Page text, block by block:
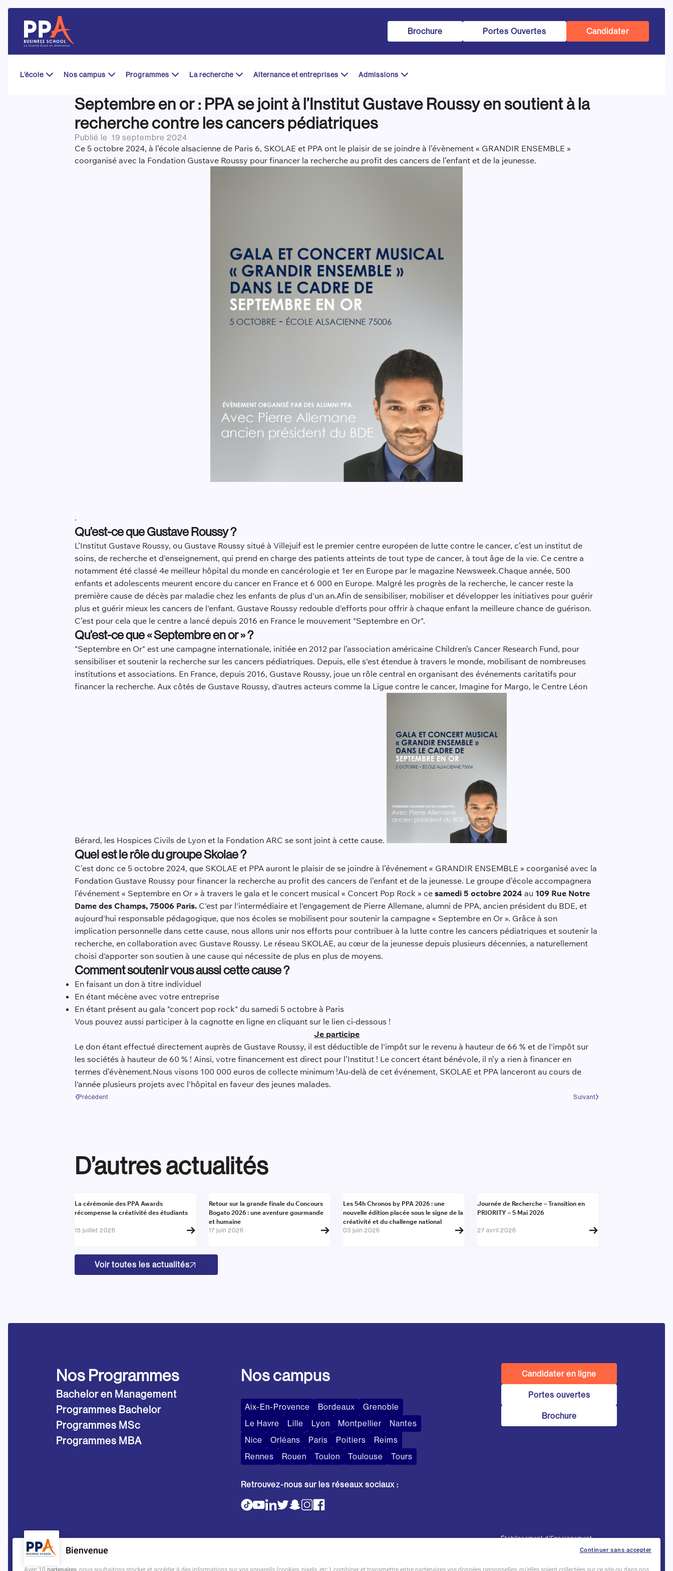
content
Brochure Portes Ouvertes Candidater
L’école Nos campus Programmes La recherche Alternance et entreprises Admissions
Septembre en or : PPA se joint à l’Institut Gustave Roussy en soutient à la
recherche contre les cancers pédiatriques
Publié le19 septembre 2024
Ce 5 octobre 2024, à l’école alsacienne de Paris 6, SKOLAE et PPA ont le plaisir de se joindre à l’évènement « GRANDIR ENSEMBLE »
coorganisé avec la Fondation Gustave Roussy pour financer la recherche au profit des cancers de l’enfant et de la jeunesse.
.
Qu’est-ce que Gustave Roussy ?
L’Institut Gustave Roussy, ou Gustave Roussy situé à Villejuif est le premier centre européen de lutte contre le cancer, c’est un institut de
soins, de recherche et d'enseignement, qui prend en charge des patients atteints de tout type de cancer, à tout âge de la vie. Ce centre a
notamment été classé 4e meilleur hôpital du monde en cancérologie et 1er en Europe par le magazine Newsweek.Chaque année, 500
enfants et adolescents meurent encore du cancer en France et 6 000 en Europe. Malgré les progrès de la recherche, le cancer reste la
première cause de décès par maladie chez les enfants de plus d'un an.Afin de sensibiliser, mobiliser et développer les initiatives pour guérir
plus et guérir mieux les cancers de l'enfant. Gustave Roussy redouble d'efforts pour offrir à chaque enfant la meilleure chance de guérison.
C’est pour cela que le centre a lancé depuis 2016 en France le mouvement "Septembre en Or".
Qu’est-ce que « Septembre en or » ?
"Septembre en Or" est une campagne internationale, initiée en 2012 par l’association américaine Children’s Cancer Research Fund, pour
sensibiliser et soutenir la recherche sur les cancers pédiatriques. Depuis, elle s'est étendue à travers le monde, mobilisant de nombreuses
institutions et associations. En France, depuis 2016, Gustave Roussy, joue un rôle central en organisant des événements caritatifs pour
financer la recherche. Aux côtés de Gustave Roussy, d'autres acteurs comme la Ligue contre le cancer, Imagine for Margo, le Centre Léon
Bérard, les Hospices Civils de Lyon et la Fondation ARC se sont joint à cette cause.
Quel est le rôle du groupe Skolae ?
C’est donc ce 5 octobre 2024, que SKOLAE et PPA auront le plaisir de se joindre à l’événement « GRANDIR ENSEMBLE » coorganisé avec la
Fondation Gustave Roussy pour financer la recherche au profit des cancers de l’enfant et de la jeunesse. Le groupe d’école accompagnera
l’événement « Septembre en Or » à travers le gala et le concert musical « Concert Pop Rock » cesamedi 5 octobre 2024 au 109 Rue Notre
Dame des Champs, 75006 Paris. C'est par l'intermédiaire et l'engagement de Pierre Allemane, alumni de PPA, ancien président du BDE, et
aujourd'hui responsable pédagogique, que nos écoles se mobilisent pour soutenir la campagne « Septembre en Or ». Grâce à son
implication personnelle dans cette cause, nous allons unir nos efforts pour contribuer à la lutte contre les cancers pédiatriques et soutenir la
recherche, en collaboration avec Gustave Roussy. Le réseau SKOLAE, au cœur de la jeunesse depuis plusieurs décennies, a naturellement
choisi d'apporter son soutien à une cause qui nécessite de plus en plus de moyens.
Comment soutenir vous aussi cette cause ?
En faisant un don à titre individuel
En étant mécène avec votre entreprise
En étant présent au gala "concert pop rock" du samedi 5 octobre à Paris
Vous pouvez aussi participer à la cagnotte en ligne en cliquant sur le lien ci-dessous !
Je participe
Le don étant effectué directement auprès de Gustave Roussy, il est déductible de l'impôt sur le revenu à hauteur de 66 % et de l'impôt sur
les sociétés à hauteur de 60 % ! Ainsi, votre financement est direct pour l’Institut ! Le concert étant bénévole, il n’y a rien à financer en
termes d’évènement.Nous visons 100 000 euros de collecte minimum !Au-delà de cet événement, SKOLAE et PPA lanceront au cours de
l'année plusieurs projets avec l'hôpital en faveur des jeunes malades.
Précédent Suivant
D’autres actualités
Actualité
La cérémonie des PPA Awards
récompense la créativité des étudiants
15 juillet 2026
Actualité
Retour sur la grande finale du Concours
Bogato 2026 : une aventure gourmande
et humaine
17 juin 2026
Actualité
Les 54h Chronos by PPA 2026 : une
nouvelle édition placée sous le signe de la
créativité et du challenge national
03 juin 2026
Actualité
Journée de Recherche – Transition en
PRIORITY – 5 Mai 2026
27 avril 2026
Voir toutes les actualités
Nos Programmes
Bachelor en Management
Programmes Bachelor
Programmes MSc
Programmes MBA
Nos campus
Aix-En-Provence Bordeaux
Grenoble
Le Havre
Lille Lyon Montpellier
Nantes
Nice
Orléans Paris Poitiers
Reims
Rennes
Rouen Toulon Toulouse Tours
Retrouvez-nous sur les réseaux sociaux :
Candidater en ligne
Portes ouvertes
Brochure
Établissement d’Enseignement
Supérieur Technique PrivéContinuer sans accepter
Bienvenue
Avec 10 partenaires , nous souhaitons stocker et accéder à des informations sur vos appareils (cookies, pixels, etc.), combiner et transmettre entre partenaires vos données personnelles, qu'elles soient collectées sur ce site ou dans nos